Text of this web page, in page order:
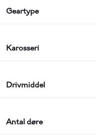
Geartype
Karosseri
Drivmiddel
Antal døre